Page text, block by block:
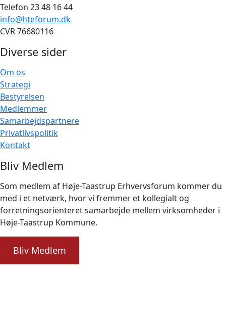
Telefon 23 48 16 44
info@hteforum.dk
CVR 76680116
Diverse sider
Om os
Strategi
Bestyrelsen
Medlemmer
Samarbejdspartnere
Privatlivspolitik
Kontakt
Bliv Medlem
Som medlem af Høje-Taastrup Erhvervsforum kommer du
med i et netværk, hvor vi fremmer et kollegialt og
forretningsorienteret samarbejde mellem virksomheder i
Høje-Taastrup Kommune.
Bliv Medlem